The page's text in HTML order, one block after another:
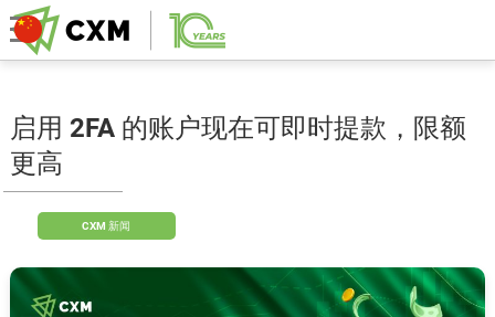
启用 2FA 的账户现在可即时提款，限额
更高
CXM 新闻